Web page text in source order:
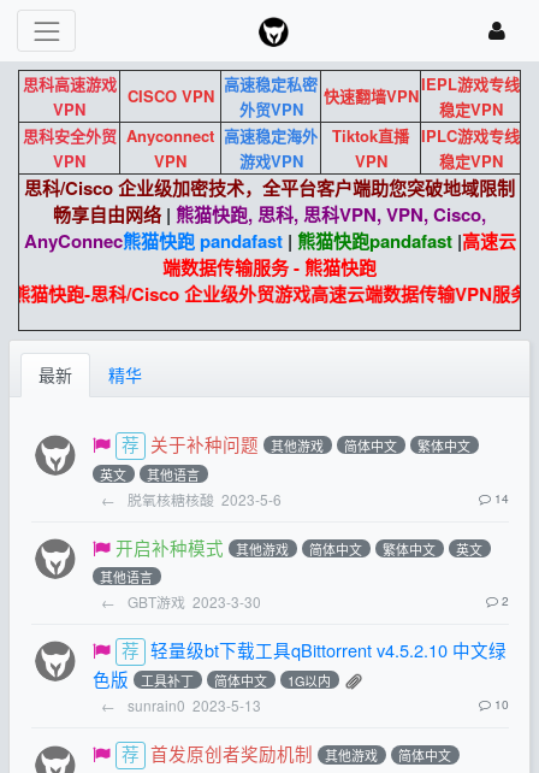
思科高速游戏
VPN
CISCO VPN
高速稳定私密
外贸VPN
快速翻墙VPN
IEPL游戏专线
稳定VPN
思科安全外贸
VPN
Anyconnect
VPN
高速稳定海外
游戏VPN
Tiktok直播
VPN
IPLC游戏专线
稳定VPN
思科/Cisco 企业级加密技术，全平台客户端助您突破地域限制
畅享自由网络 | 熊猫快跑, 思科, 思科VPN, VPN, Cisco,
AnyConnec熊猫快跑 pandafast| 熊猫快跑pandafast|高速云
端数据传输服务 - 熊猫快跑
熊猫快跑-思科/Cisco 企业级外贸游戏高速云端数据传输VPN服务。
最新 精华
关于补种问题 其他游戏 简体中文
繁体中文
英文
其他语言
← 脱氧核糖核酸 2023-5-6 14
开启补种模式 其他游戏 简体中文 繁体中文
英文
其他语言
← GBT游戏 2023-3-30 2
轻量级bt下载工具qBittorrent v4.5.2.10 中文绿
色版
工具补丁 简体中文 1G以内
← sunrain0 2023-5-13 10
首发原创者奖励机制 其他游戏
简体中文